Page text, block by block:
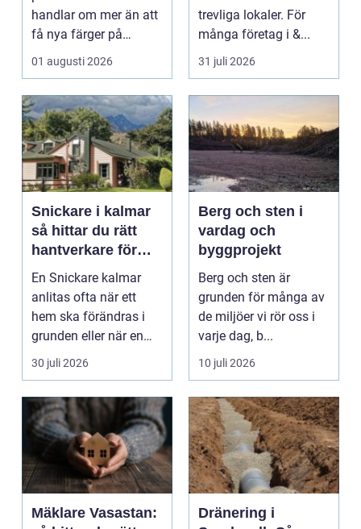
handlar om mer än att
få nya färger på
väggarna. En kunnig
hantve...
01 augusti 2026
arbetsplats
trevliga lokaler. För
många företag i &...
31 juli 2026
Snickare i kalmar
så hittar du rätt
hantverkare för
ditt byggprojekt
En Snickare kalmar
anlitas ofta när ett
hem ska förändras i
grunden eller när en
detalj äntligen sk...
30 juli 2026
Berg och sten i
vardag och
byggprojekt
Berg och sten är
grunden för många av
de miljöer vi rör oss i
varje dag, b...
10 juli 2026
Mäklare Vasastan:
Dränering i